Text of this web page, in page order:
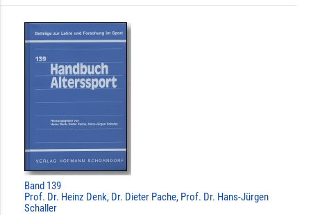
Band 139
Prof. Dr. Heinz Denk, Dr. Dieter Pache, Prof. Dr. Hans-Jürgen
Schaller